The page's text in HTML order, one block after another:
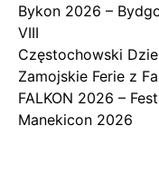
Bykon 2026 –
VIII
Częstochowski
Zamojskie Ferie z
FALKON 2026 –
Manekicon 2026